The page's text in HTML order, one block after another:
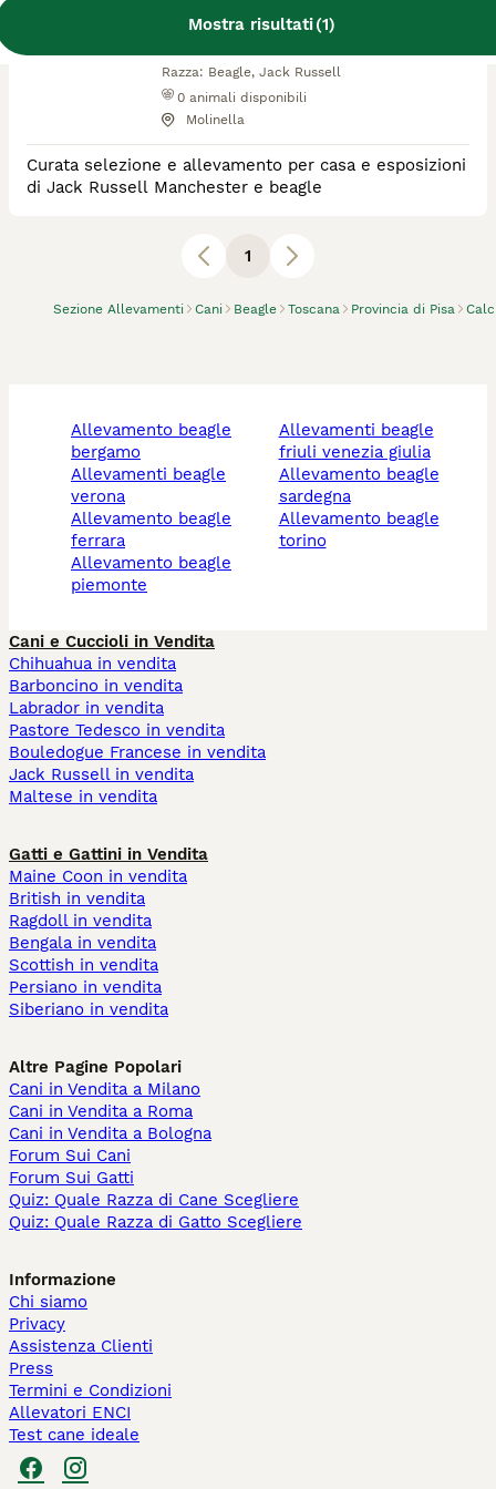
Mostra risultati(1)
Sezione Allevamenti Cani Beagle Toscana Provincia di Pisa
Razza: Beagle, Jack Russell
0 animali disponibili
Molinella
Curata selezione e allevamento per casa e esposizioni
di Jack Russell Manchester e beagle
1
allevamento beagle
bergamo
allevamenti beagle
verona
allevamento beagle
ferrara
allevamento beagle
piemonte
allevamenti beagle
friuli venezia giulia
allevamento beagle
sardegna
allevamento beagle
torino
Cani e Cuccioli in Vendita
Chihuahua in vendita
Barboncino in vendita
Labrador in vendita
Pastore Tedesco in vendita
Bouledogue Francese in vendita
Jack Russell in vendita
Maltese in vendita
Gatti e Gattini in Vendita
Maine Coon in vendita
British in vendita
Ragdoll in vendita
Bengala in vendita
Scottish in vendita
Persiano in vendita
Siberiano in vendita
Altre Pagine Popolari
Cani in Vendita a Milano
Cani in Vendita a Roma
Cani in Vendita a Bologna
Forum Sui Cani
Forum Sui Gatti
Quiz: Quale Razza di Cane Scegliere
Quiz: Quale Razza di Gatto Scegliere
Informazione
Chi siamo
Privacy
Assistenza Clienti
Press
Termini e Condizioni
Allevatori ENCI
Test cane ideale